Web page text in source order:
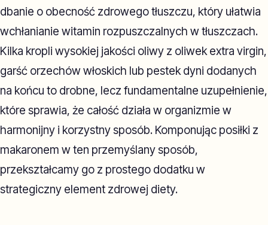
dbanie o obecność zdrowego tłuszczu, który ułatwia
wchłanianie witamin rozpuszczalnych w tłuszczach.
Kilka kropli wysokiej jakości oliwy z oliwek extra virgin,
garść orzechów włoskich lub pestek dyni dodanych
na końcu to drobne, lecz fundamentalne uzupełnienie,
które sprawia, że całość działa w organizmie w
harmonijny i korzystny sposób. Komponując posiłki z
makaronem w ten przemyślany sposób,
przekształcamy go z prostego dodatku w
strategiczny element zdrowej diety.